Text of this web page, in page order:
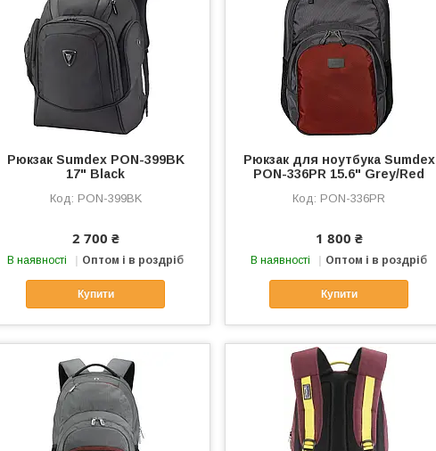
Рюкзак Sumdex PON-399BK
17" Black
PON-399BK
2 700 ₴
В наявності Оптом і в роздріб
Купити
Рюкзак для ноутбука Sumdex
PON-336PR 15.6" Grey/Red
PON-336PR
1 800 ₴
В наявності Оптом і в роздріб
Купити